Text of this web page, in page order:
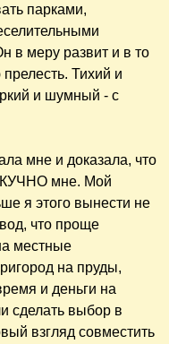
парками,
в меру развит и в то
Тихий и
и шумный - с
мне и доказала, что
мне. Мой
я этого вынести не
что проще
местные
на пруды,
и деньги на
сделать выбор в
взгляд совместить